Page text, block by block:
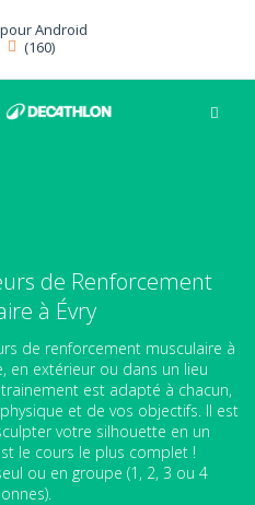
Android
(160)
de Renforcement
à Évry
de renforcement musculaire à
en extérieur ou dans un lieu
est adapté à chacun,
et de vos objectifs. Il est
votre silhouette en un
le cours le plus complet !
ou en groupe (1, 2, 3 ou 4